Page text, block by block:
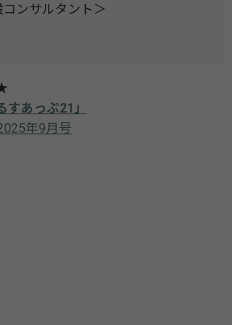
ンサルタント＞
あっぷ21」
年9月号